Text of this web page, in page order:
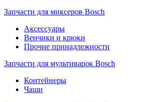
Запчасти для миксеров Bosch
Аксессуары
Венчики и крюки
Прочие принадлежности
Запчасти для мультиварок Bosch
Контейнеры
Чаши